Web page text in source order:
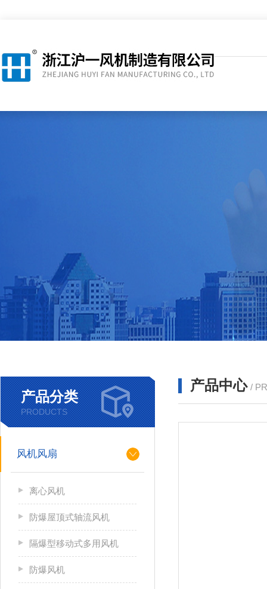
产品分类
PRODUCTS
风机风扇
离心风机
防爆屋顶式轴流风机
隔爆型移动式多用风机
防爆风机
产品中心 /